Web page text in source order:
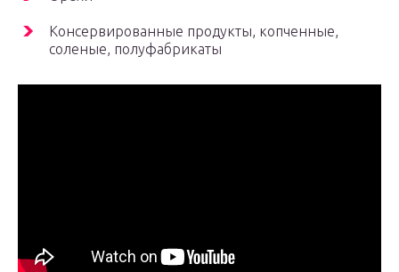
Консервированные продукты, копченные,
соленые, полуфабрикаты